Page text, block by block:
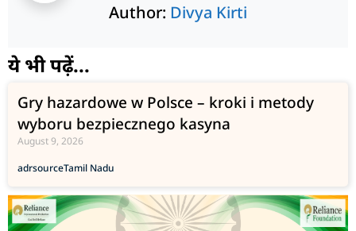
Author: Divya Kirti
ये भी पढ़ें...
Gry hazardowe w Polsce – kroki i metody
wyboru bezpiecznego kasyna
August 9, 2026
adrsourceTamil Nadu